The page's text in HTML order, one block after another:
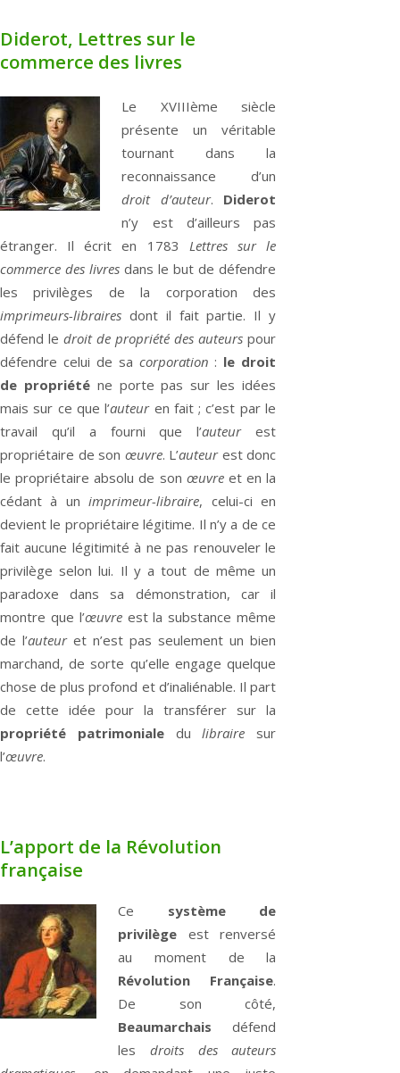
Diderot, Lettres sur le
commerce des livres
Le XVIIIème siècle
présente un véritable
tournant dans la
reconnaissance d’un
droit d’auteur. Diderot
n’y est d’ailleurs pas
étranger. Il écrit en 1783 Lettres sur le
commerce des livres dans le but de défendre
les privilèges de la corporation des
imprimeurs-libraires dont il fait partie. Il y
défend ledroit de propriété des auteurs pour
défendre celui de sa corporation : le droit
de propriéténe porte pas sur les idées
mais sur ce que l’auteuren fait ; c’est par le
travail qu’il a fourni que l’auteurest
propriétaire de son œuvre. L’auteurest donc
le propriétaire absolu de son œuvreet en la
cédant à unimprimeur-libraire, celui-ci en
devient le propriétaire légitime. Il n’y a de ce
fait aucune légitimité à ne pas renouveler le
privilège selon lui. Il y a tout de même un
paradoxe dans sa démonstration,
car il
montre que l’œuvreest la substance même
de l’auteuret n’est pas seulement un bien
marchand, de sorte qu’elle engage quelque
chose de plus profond et d’inaliénable. Il part
de cette idée pour la transférer sur la
propriété patrimonialedulibraire sur
l’œuvre.
L’apport de la Révolution
française
Ce système de
privilège est renversé
au moment de la
Révolution Française.
De son côté,
Beaumarchais défend
les droits des auteurs